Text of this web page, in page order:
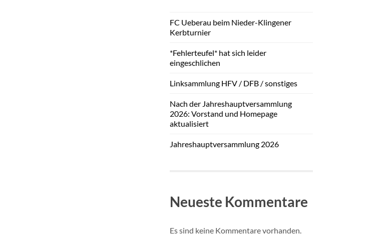
FC Ueberau beim Nieder-Klingener
Kerbturnier
*Fehlerteufel* hat sich leider
eingeschlichen
Linksammlung HFV / DFB / sonstiges
Nach der Jahreshauptversammlung
2026: Vorstand und Homepage
aktualisiert
Jahreshauptversammlung 2026
Neueste Kommentare
Es sind keine Kommentare vorhanden.